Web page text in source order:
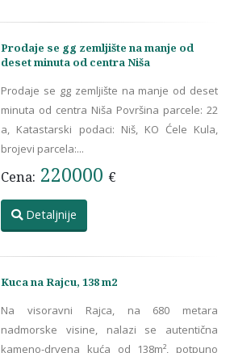
Prodaje se gg zemljište na manje od
deset minuta od centra Niša
Prodaje se gg zemljište na manje od deset
minuta od centra Niša Površina parcele: 22
a, Katastarski podaci: Niš, KO Ćele Kula,
brojevi parcela:...
Cena: 220000 €
Detaljnije
Kuca na Rajcu, 138 m2
Na visoravni Rajca, na 680 metara
nadmorske visine, nalazi se autentična
kameno-drvena kuća od 138m², potpuno